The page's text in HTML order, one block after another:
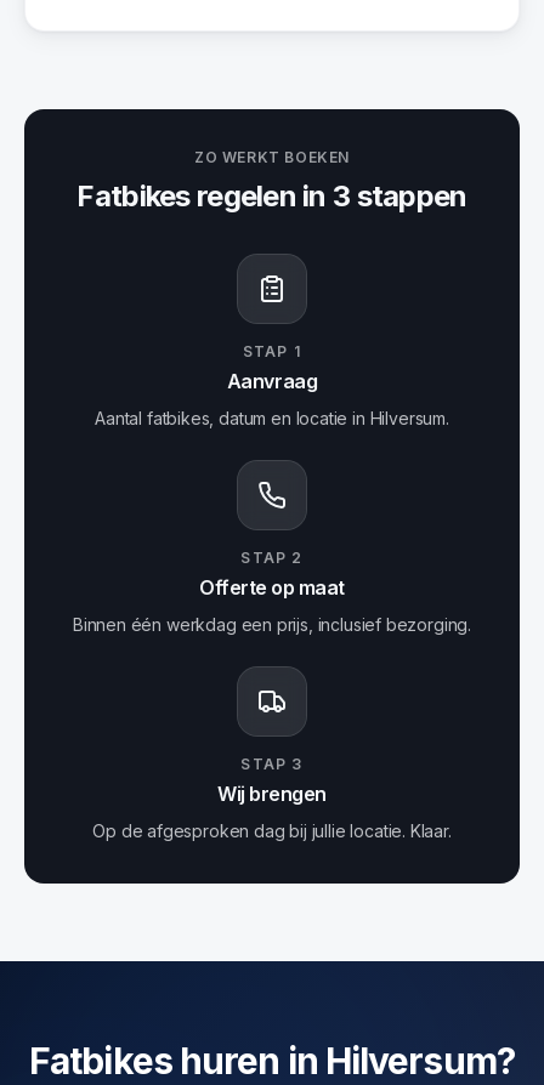
ZO WERKT BOEKEN
Fatbikesregelen in 3 stappen
STAP 1
Aanvraag
Aantal fatbikes, datum en locatie in Hilversum.
STAP 2
Offerte op maat
Binnen één werkdag een prijs, inclusief bezorging.
STAP 3
Wij brengen
Op de afgesproken dag bij jullie locatie. Klaar.
Fatbikes huren in Hilversum?